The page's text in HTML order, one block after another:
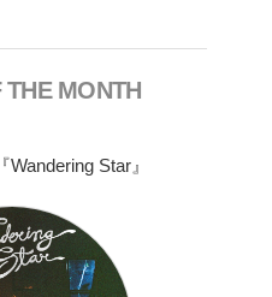
MONTH
Star』